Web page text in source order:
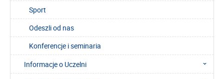
Sport
Odeszli od nas
Konferencje i seminaria
Informacje o Uczelni